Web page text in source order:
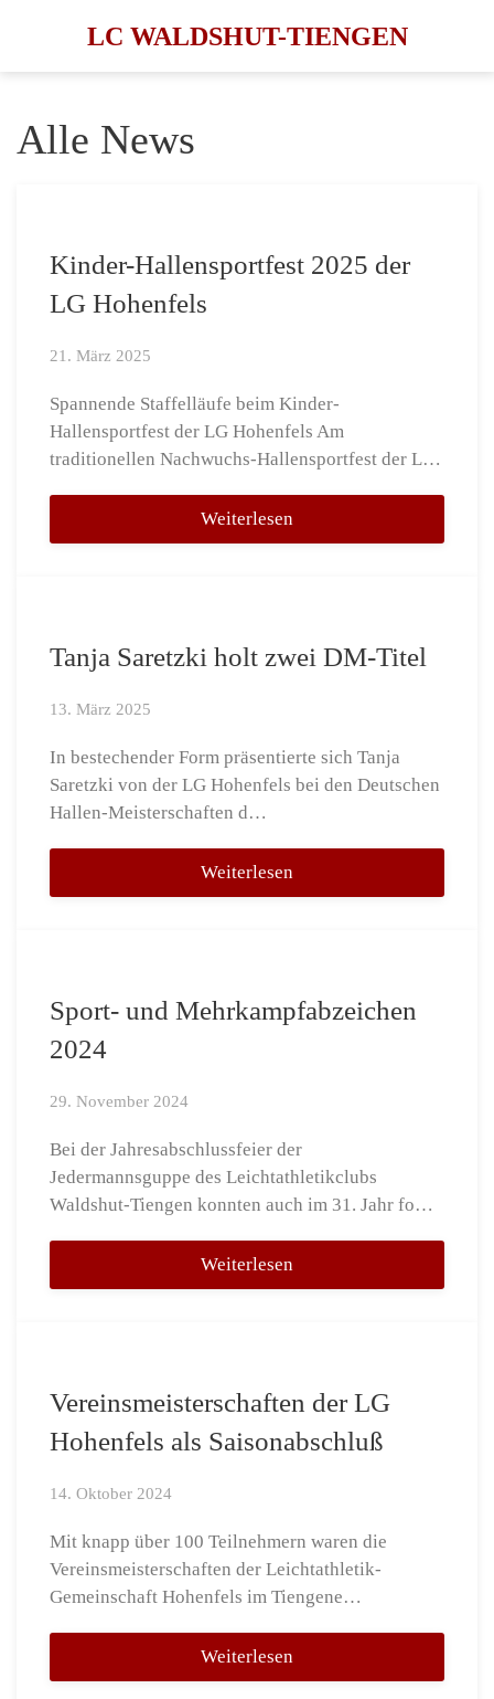
LC WALDSHUT-TIENGEN
Alle News
Kinder-Hallensportfest 2025 der
LG Hohenfels
21. März 2025
Spannende Staffelläufe beim Kinder-
Hallensportfest der LG Hohenfels Am
traditionellen Nachwuchs-Hallensportfest der L…
Weiterlesen
Tanja Saretzki holt zwei DM-Titel
13. März 2025
In bestechender Form präsentierte sich Tanja
Saretzki von der LG Hohenfels bei den Deutschen
Hallen-Meisterschaften d…
Weiterlesen
Sport- und Mehrkampfabzeichen
2024
29. November 2024
Bei der Jahresabschlussfeier der
Jedermannsguppe des Leichtathletikclubs
Waldshut-Tiengen konnten auch im 31. Jahr fo…
Weiterlesen
Vereinsmeisterschaften der LG
Hohenfels als Saisonabschluß
14. Oktober 2024
Mit knapp über 100 Teilnehmern waren die
Vereinsmeisterschaften der Leichtathletik-
Gemeinschaft Hohenfels im Tiengene…
Weiterlesen